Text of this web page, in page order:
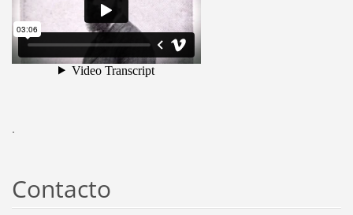
.
Contacto